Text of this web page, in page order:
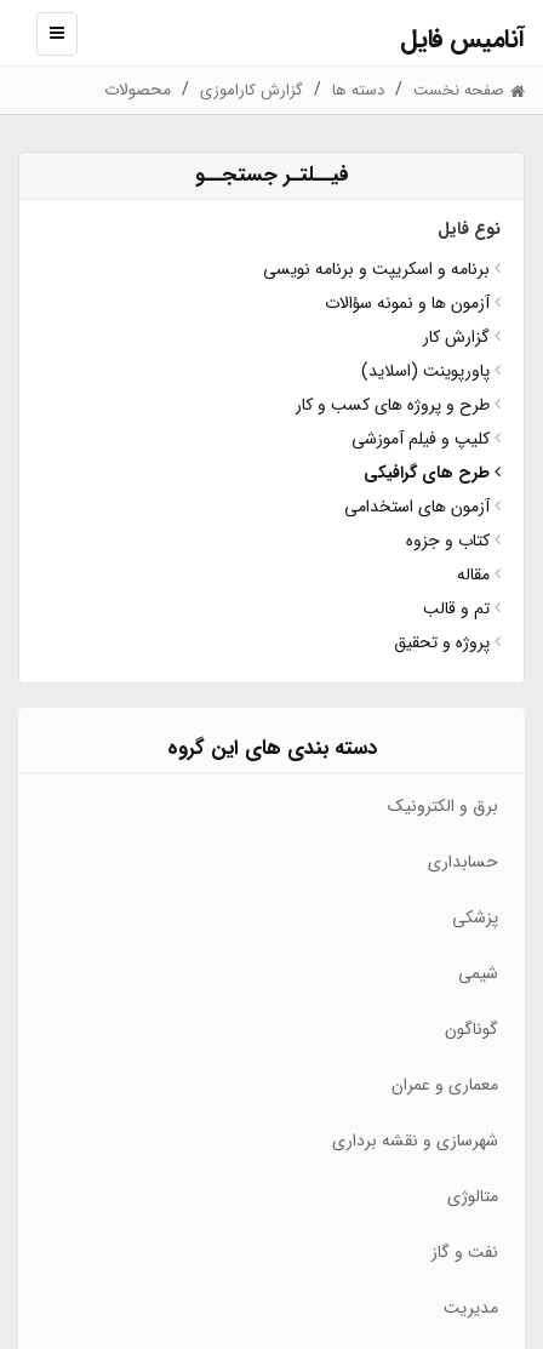
آنامیس فایل
نمایش
صفحه نخست دسته ها گزارش کاراموزی محصولات
فیــلتـر جستجــو
نوع فایل
برنامه و اسکریپت و برنامه نویسی
آزمون ها و نمونه سؤالات
گزارش کار
پاورپوینت (اسلاید)
طرح و پروژه های کسب و کار
کلیپ و فیلم آموزشی
طرح های گرافیکی
آزمون های استخدامی
کتاب و جزوه
مقاله
تم و قالب
پروژه و تحقیق
دسته بندی های این گروه
برق و الکترونیک
حسابداری
پزشکی
شیمی
گوناگون
معماری و عمران
شهرسازی و نقشه برداری
متالوژی
نفت و گاز
مدیریت